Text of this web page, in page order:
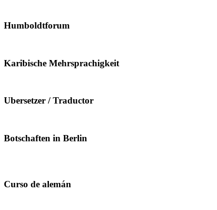
Humboldtforum
Karibische Mehrsprachigkeit
Ubersetzer / Traductor
Botschaften in Berlin
Curso de alemán